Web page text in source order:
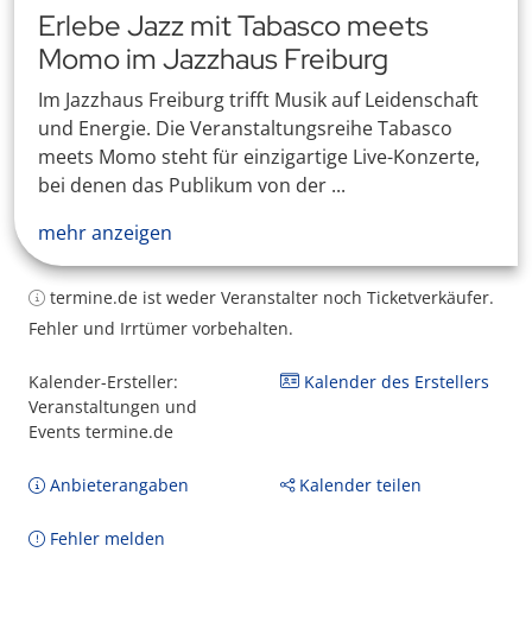
Erlebe Jazz mit Tabasco meets
Momo im Jazzhaus Freiburg
Im Jazzhaus Freiburg trifft Musik auf Leidenschaft
und Energie. Die Veranstaltungsreihe Tabasco
meets Momo steht für einzigartige Live-Konzerte,
bei denen das Publikum von der ...
mehr anzeigen
termine.de ist weder Veranstalter noch Ticketverkäufer.
Fehler und Irrtümer vorbehalten.
Kalender-Ersteller:
Veranstaltungen und
Events termine.de
Kalender des Erstellers
Anbieterangaben Kalender teilen
Fehler melden